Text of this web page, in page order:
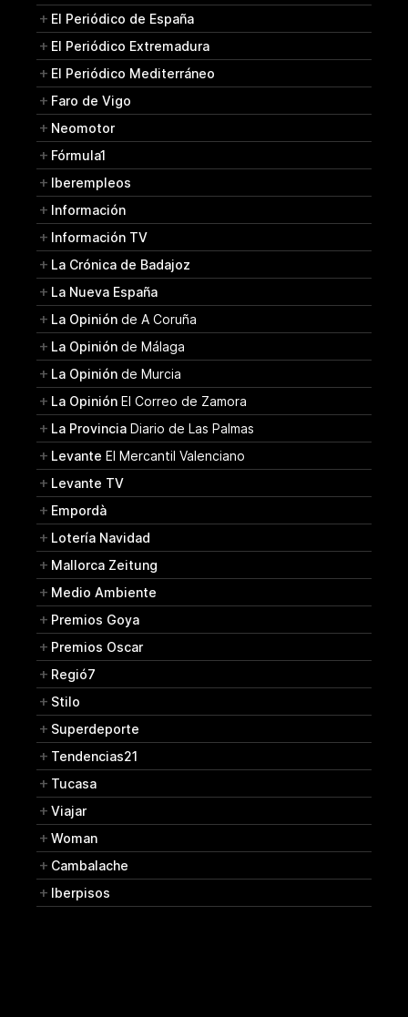
El Periódico de España
El Periódico Extremadura
El Periódico Mediterráneo
Faro de Vigo
Neomotor
Fórmula1
Iberempleos
Información
Información TV
La Crónica de Badajoz
La Nueva España
La Opinión de A Coruña
La Opinión de Málaga
La Opinión de Murcia
La Opinión El Correo de Zamora
La Provincia Diario de Las Palmas
Levante El Mercantil Valenciano
Levante TV
Empordà
Lotería Navidad
Mallorca Zeitung
Medio Ambiente
Premios Goya
Premios Oscar
Regió7
Stilo
Superdeporte
Tendencias21
Tucasa
Viajar
Woman
Cambalache
Iberpisos